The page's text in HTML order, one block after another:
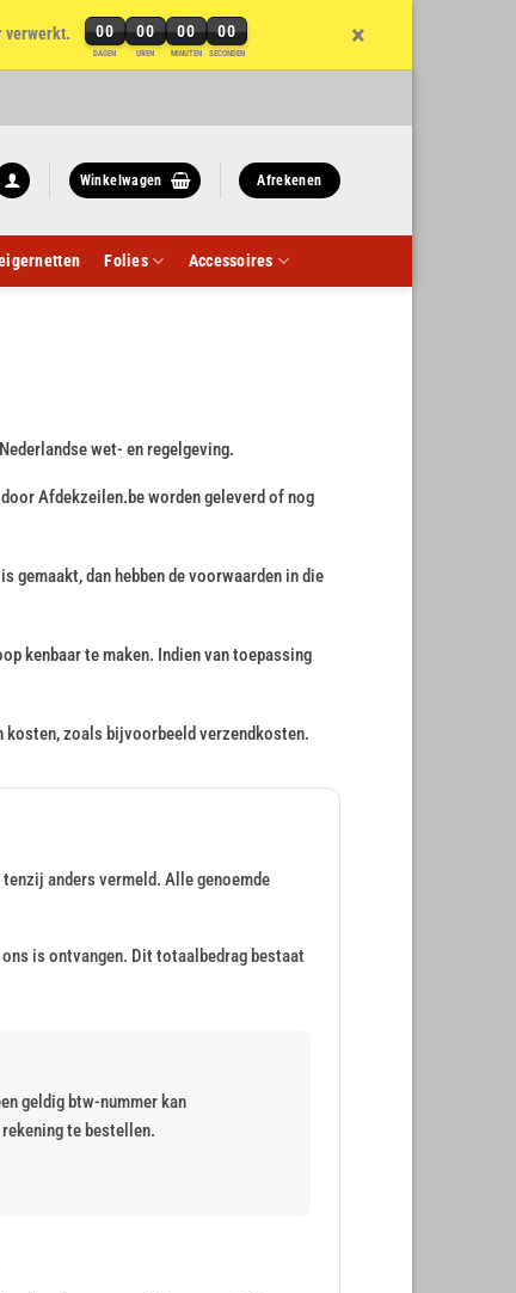
verwerkt. 00
DAGEN
00
UREN
00
MINUTEN
00
SECONDEN
×
Winkelwagen Afrekenen
Folies Accessoires
wet- en regelgeving.
Afdekzeilen.be worden geleverd of nog
dan hebben de voorwaarden in die
kenbaar te maken. Indien van toepassing
kosten, zoals bijvoorbeeld verzendkosten.
anders vermeld. Alle genoemde
is ontvangen. Dit totaalbedrag bestaat
geldig btw-nummer kan
te bestellen.